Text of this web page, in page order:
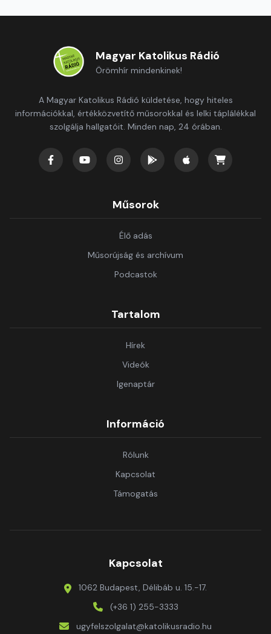
Magyar Katolikus Rádió
Örömhír mindenkinek!
A Magyar Katolikus Rádió küldetése, hogy hiteles
információkkal, értékközvetítő műsorokkal és lelki táplálékkal
szolgálja hallgatóit. Minden nap, 24 órában.
Műsorok
Élő adás
Műsorújság és archívum
Podcastok
Tartalom
Hírek
Videók
Igenaptár
Információ
Rólunk
Kapcsolat
Támogatás
Kapcsolat
1062 Budapest, Délibáb u. 15.-17.
(+36 1) 255-3333
ugyfelszolgalat@katolikusradio.hu